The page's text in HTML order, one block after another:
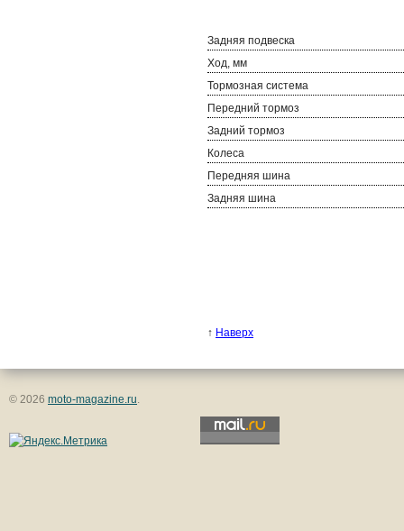
Задняя подвеска
Ход, мм
Тормозная система
Передний тормоз
Задний тормоз
Колеса
Передняя шина
Задняя шина
↑ Наверх
© 2026 moto-magazine.ru